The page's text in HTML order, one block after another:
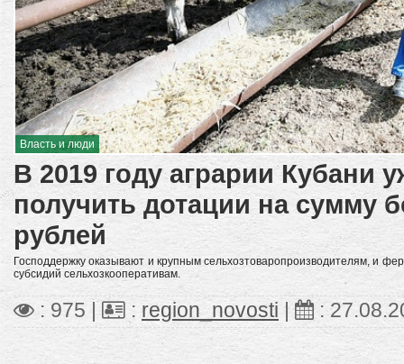
Власть и люди
В 2019 году аграрии Кубани
получить дотации на сумму
рублей
Господдержку оказывают и крупным сельхозтоваропроизводителям, и
субсидий сельхозкооперативам.
: 975 | : region_novosti | :